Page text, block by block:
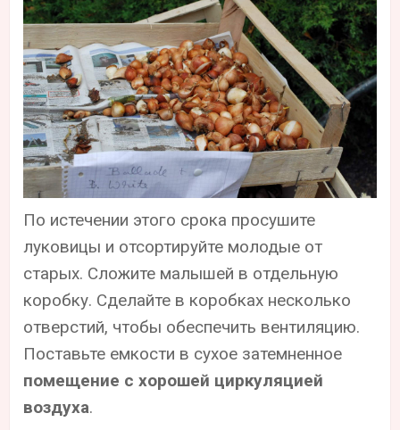
По истечении этого срока просушите
луковицы и отсортируйте молодые от
старых. Сложите малышей в отдельную
коробку. Сделайте в коробках несколько
отверстий, чтобы обеспечить вентиляцию.
Поставьте емкости в сухое затемненное
помещение с хорошей циркуляцией
воздуха.